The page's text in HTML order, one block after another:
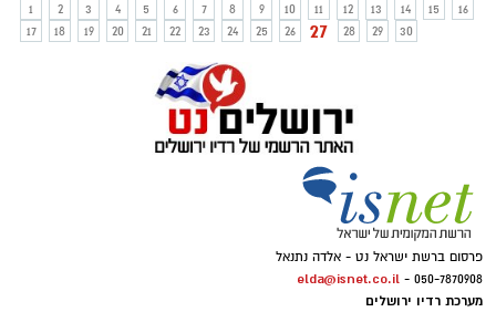
1
2 3 4 5 6 7 8 9 10 11 12 13 14 15
16
17
18 19 20 21 22 23 24 25 26 27 28 29 30
פרסום ברשת ישראל נט - אלדה נתנאל
050-7870908 -
elda@isnet.co.il
מערכת רדיו ירושלים